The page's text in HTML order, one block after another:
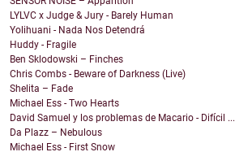
LYLVC x Judge & Jury - Barely Human
Yolihuani - Nada Nos Detendrá
Huddy - Fragile
Ben Sklodowski – Finches
Chris Combs - Beware of Darkness (Live)
Shelita – Fade
Michael Ess - Two Hearts
David Samuel y los problemas de Macario - Difícil ...
Da Plazz – Nebulous
Michael Ess - First Snow